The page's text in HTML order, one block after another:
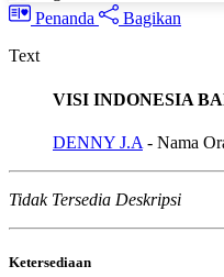
Penanda
Bagikan
Text
VISI INDONESIA
DENNY J.A - Nama
Tidak Tersedia Deskripsi
Ketersediaan